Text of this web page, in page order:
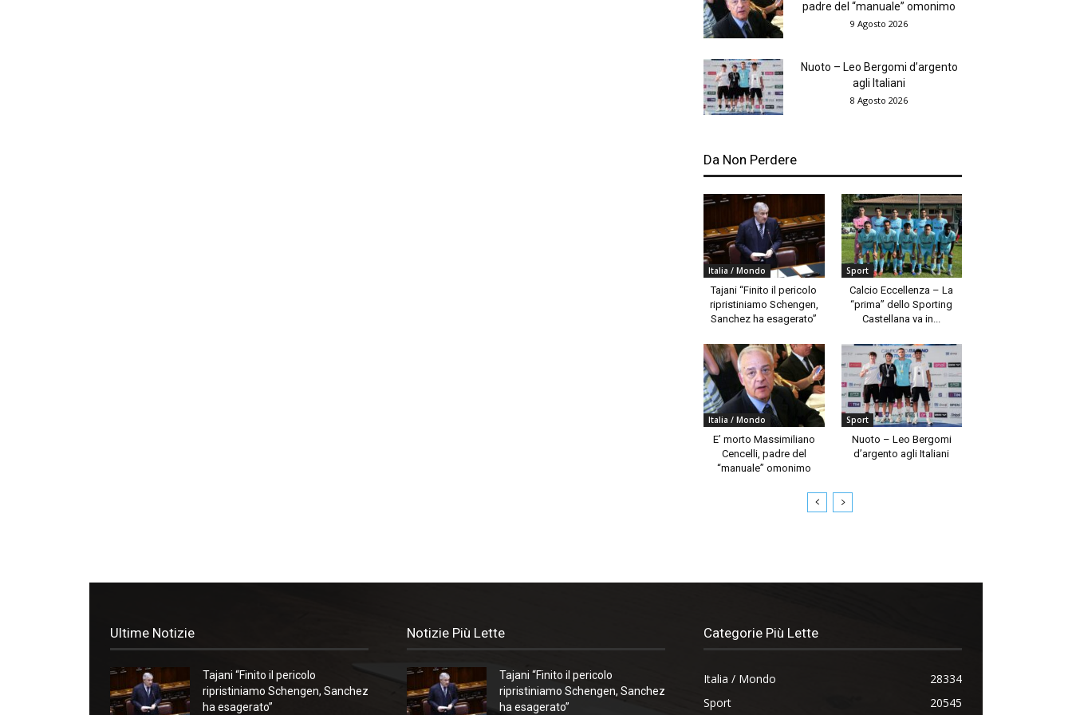
padre del “manuale” omonimo
9 Agosto 2026
Nuoto – Leo Bergomi d’argento
agli Italiani
8 Agosto 2026
Da Non Perdere
Italia / Mondo
Tajani “Finito il pericolo
ripristiniamo Schengen,
Sanchez ha esagerato”
Sport
Calcio Eccellenza – La
“prima” dello Sporting
Castellana va in...
Italia / Mondo
E’ morto Massimiliano
Cencelli, padre del
“manuale” omonimo
Sport
Nuoto – Leo Bergomi
d’argento agli Italiani
Ultime Notizie
Tajani “Finito il pericolo
ripristiniamo Schengen, Sanchez
ha esagerato”
Notizie Più Lette
Tajani “Finito il pericolo
ripristiniamo Schengen, Sanchez
ha esagerato”
Categorie Più Lette
Italia / Mondo
28334
Sport
20545